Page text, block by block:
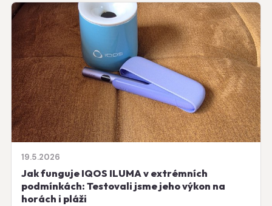
19.5.2026
Jak funguje IQOS ILUMA v extrémních
podmínkách: Testovali jsme jeho výkon na
horách i pláži